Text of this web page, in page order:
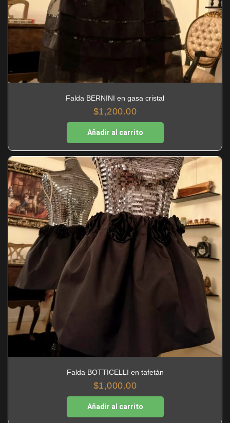
Falda BERNINI en gasa cristal
$1,200.00
Añadir al carrito
Falda BOTTICELLI en tafetán
$1,000.00
Añadir al carrito